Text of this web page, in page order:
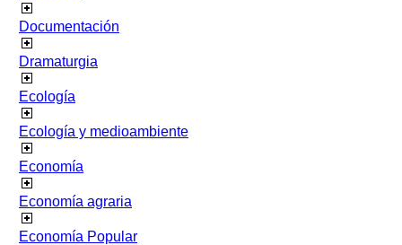
Documentación
Dramaturgia
Ecología
Ecología y medioambiente
Economía
Economía agraria
Economía Popular